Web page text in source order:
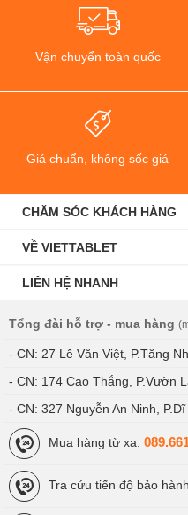
Vận chuyển toàn quốc
Giá chuẩn, không sốc giá
CHĂM SÓC KHÁCH HÀNG
VỀ VIETTABLET
LIÊN HỆ NHANH
Tổng đài hỗ trợ - mua hàng
- CN: 27 Lê Văn Việt, P.Tăng
- CN: 174 Cao Thắng, P.Vườn
- CN: 327 Nguyễn An Ninh,
Mua hàng từ xa:
Tra cứu tiến độ bảo